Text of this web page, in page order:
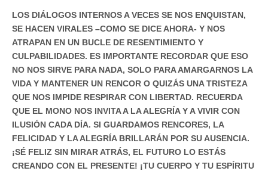
LOS DIÁLOGOS INTERNOS A VECES SE NOS ENQUISTAN,
SE HACEN VIRALES –COMO SE DICE AHORA- Y NOS
ATRAPAN EN UN BUCLE DE RESENTIMIENTO Y
CULPABILIDADES. ES IMPORTANTE RECORDAR QUE ESO
NO NOS SIRVE PARA NADA, SOLO PARA AMARGARNOS LA
VIDA Y MANTENER UN RENCOR O QUIZÁS UNA TRISTEZA
QUE NOS IMPIDE RESPIRAR CON LIBERTAD. RECUERDA
QUE EL MONO NOS INVITA A LA ALEGRÍA Y A VIVIR CON
ILUSIÓN CADA DÍA. SI GUARDAMOS RENCORES, LA
FELICIDAD Y LA ALEGRÍA BRILLARÁN POR SU AUSENCIA.
¡SÉ FELIZ SIN MIRAR ATRÁS, EL FUTURO LO ESTÁS
CREANDO CON EL PRESENTE! ¡TU CUERPO Y TU ESPÍRITU